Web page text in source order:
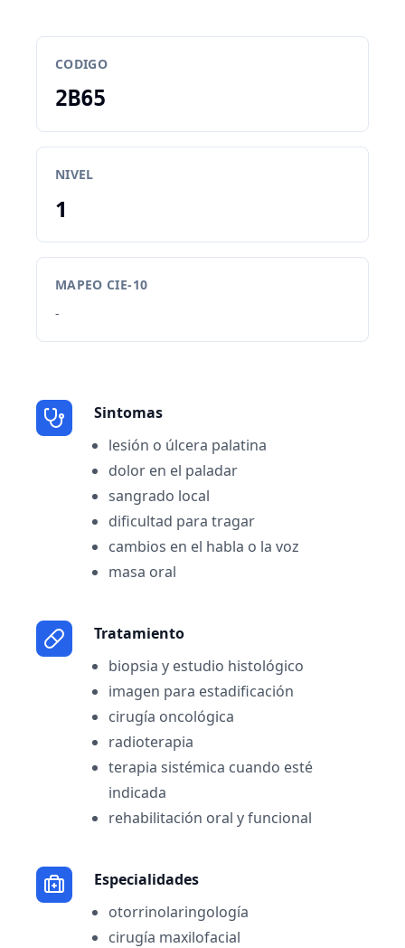
CODIGO
2B65
NIVEL
1
MAPEO CIE-10
-
Sintomas
lesión o úlcera palatina
dolor en el paladar
sangrado local
dificultad para tragar
cambios en el habla o la voz
masa oral
Tratamiento
biopsia y estudio histológico
imagen para estadificación
cirugía oncológica
radioterapia
terapia sistémica cuando esté
indicada
rehabilitación oral y funcional
Especialidades
otorrinolaringología
cirugía maxilofacial